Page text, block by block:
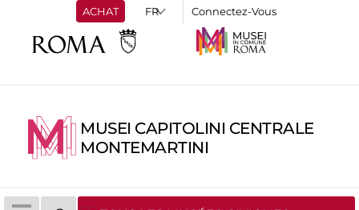
ACHAT Connectez-Vous
MUSEI CAPITOLINI CENTRALE
MONTEMARTINI